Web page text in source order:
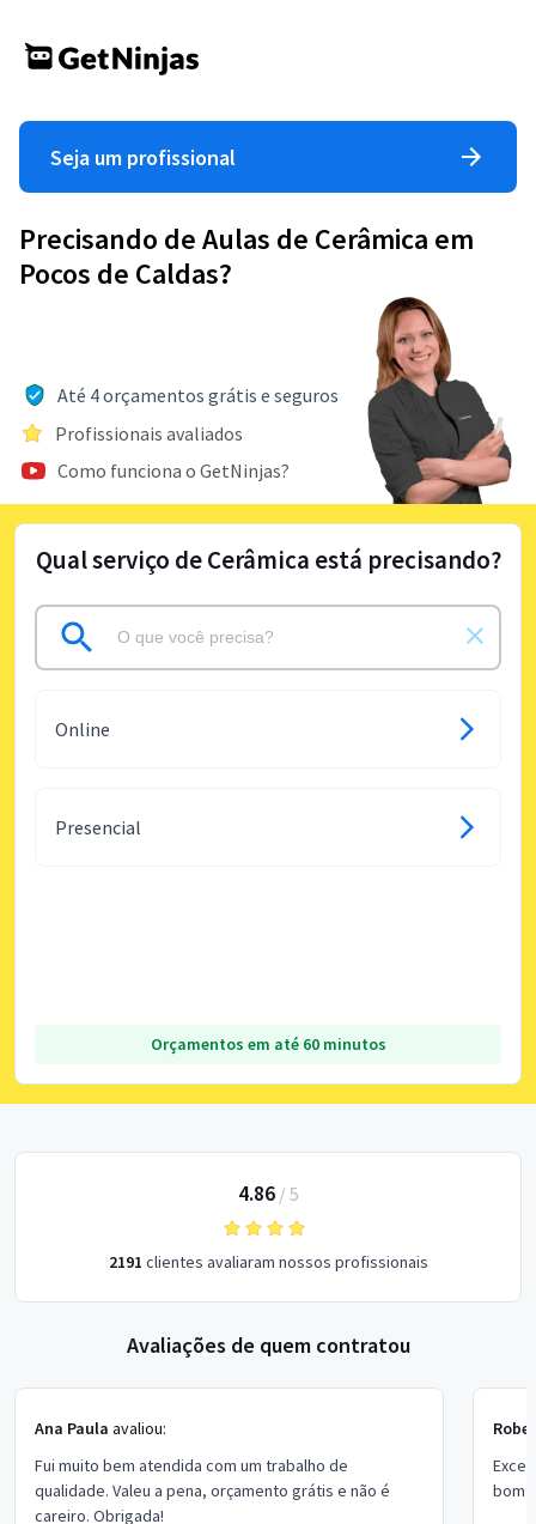
Seja um profissional
Precisando de Aulas de Cerâmica em
Pocos de Caldas?
Até 4 orçamentos grátis e seguros
Profissionais avaliados
Como funciona o GetNinjas?
Qual serviço de Cerâmica está precisando?
Online
Presencial
Orçamentos em até 60 minutos
4.86/ 5
2191 clientes avaliaram nossos profissionais
Avaliações de quem contratou
Ana Paula avaliou:
Fui muito bem atendida com um trabalho de
qualidade. Valeu a pena, orçamento grátis e não é
careiro. Obrigada!
bom